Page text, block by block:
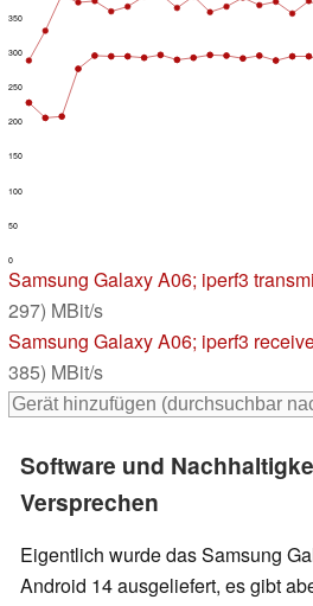
0
50
100
150
200
250
300
350
Samsung Galaxy A06; iperf3
297) MBit/s
Samsung Galaxy A06; iperf3
385) MBit/s
Software und
Versprechen
Eigentlich wurde das Samsung
Android 14 ausgeliefert, es gibt